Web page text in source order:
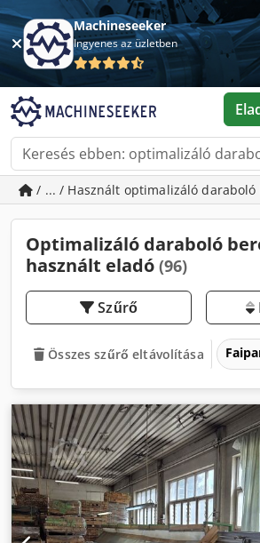
Machineseeker
Ingyenes az üzletben
/ ... / Használt optimalizáló daraboló
Optimalizáló daraboló
használt eladó (96)
Szűrő
Összes szűrő eltávolítása